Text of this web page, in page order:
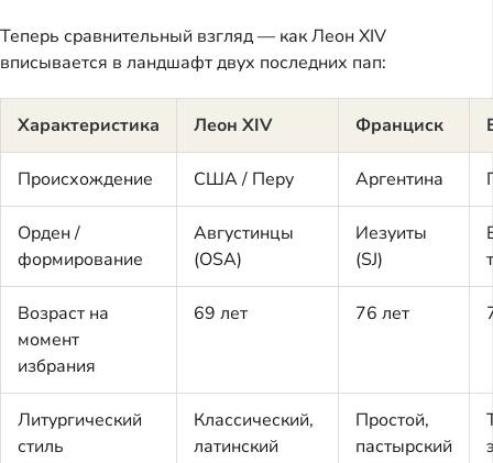
Теперь сравнительный взгляд — как Леон XIV
вписывается в ландшафт двух последних пап:
Характеристика Леон XIV Франциск
Происхождение США / Перу Аргентина
Орден /
формирование
Августинцы
(OSA)
Иезуиты
(SJ)
Возраст на
момент
избрания
69 лет 76 лет
Литургический
стиль
Классический,
латинский
Простой,
пастырский